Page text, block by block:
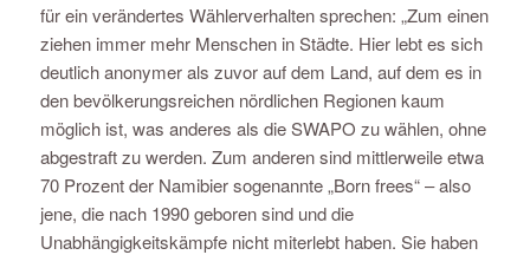
für ein verändertes Wählerverhalten sprechen: „Zum einen
ziehen immer mehr Menschen in Städte. Hier lebt es sich
deutlich anonymer als zuvor auf dem Land, auf dem es in
den bevölkerungsreichen nördlichen Regionen kaum
möglich ist, was anderes als die SWAPO zu wählen, ohne
abgestraft zu werden. Zum anderen sind mittlerweile etwa
70 Prozent der Namibier sogenannte „Born frees“ – also
jene, die nach 1990 geboren sind und die
Unabhängigkeitskämpfe nicht miterlebt haben. Sie haben